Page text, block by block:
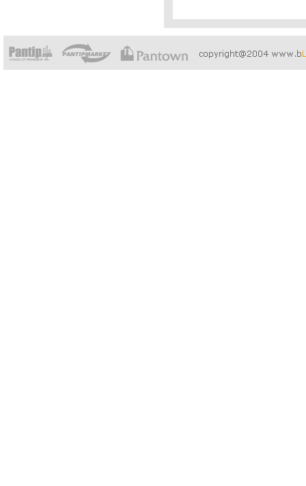
บงค์ ขา
เปียโนมือสอง